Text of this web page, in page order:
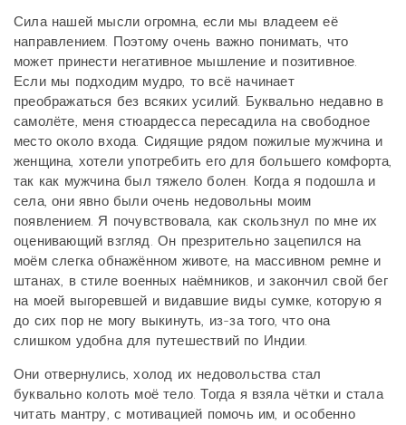
Сила нашей мысли огромна, если мы владеем её
направлением. Поэтому очень важно понимать, что
может принести негативное мышление и позитивное.
Если мы подходим мудро, то всё начинает
преображаться без всяких усилий. Буквально недавно в
самолёте, меня стюардесса пересадила на свободное
место около входа. Сидящие рядом пожилые мужчина и
женщина, хотели употребить его для большего комфорта,
так как мужчина был тяжело болен. Когда я подошла и
села, они явно были очень недовольны моим
появлением. Я почувствовала, как скользнул по мне их
оценивающий взгляд. Он презрительно зацепился на
моём слегка обнажённом животе, на массивном ремне и
штанах, в стиле военных наёмников, и закончил свой бег
на моей выгоревшей и видавшие виды сумке, которую я
до сих пор не могу выкинуть, из-за того, что она
слишком удобна для путешествий по Индии.
Они отвернулись, холод их недовольства стал
буквально колоть моё тело. Тогда я взяла чётки и стала
читать мантру, с мотивацией помочь им, и особенно